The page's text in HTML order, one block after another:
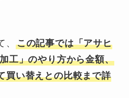
この記事では「アサヒ
工」のやり方から金額、
買い替えとの比較まで詳